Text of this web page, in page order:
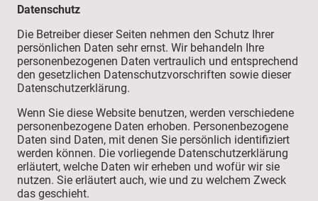
Datenschutz
Die Betreiber dieser Seiten nehmen den Schutz Ihrer
persönlichen Daten sehr ernst. Wir behandeln Ihre
personenbezogenen Daten vertraulich und entsprechend
den gesetzlichen Datenschutzvorschriften sowie dieser
Datenschutzerklärung.
Wenn Sie diese Website benutzen, werden verschiedene
personenbezogene Daten erhoben. Personenbezogene
Daten sind Daten, mit denen Sie persönlich identifiziert
werden können. Die vorliegende Datenschutzerklärung
erläutert, welche Daten wir erheben und wofür wir sie
nutzen. Sie erläutert auch, wie und zu welchem Zweck
das geschieht.